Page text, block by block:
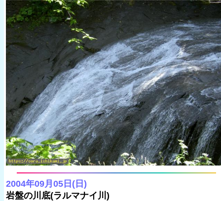
2004年09月05日(日)
岩盤の川底(ラルマナイ川)